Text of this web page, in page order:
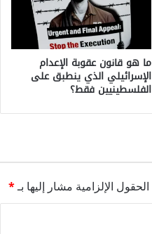
ما هو قانون عقوبة الإعدام
الإسرائيلي الذي ينطبق على
الفلسطينيين فقط؟
الحقول الإلزامية مشار إليها بـ*